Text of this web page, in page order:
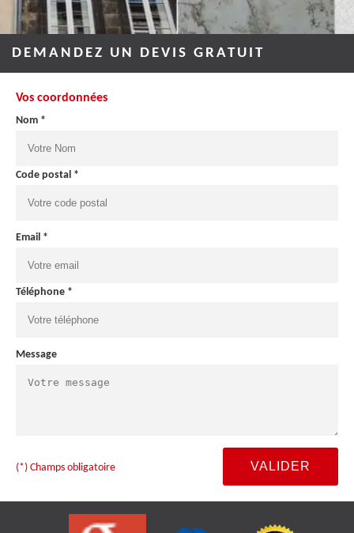
DEMANDEZ UN DEVIS GRATUIT
Vos coordonnées
Nom *
Code postal *
Email *
Téléphone *
Message
(*) Champs obligatoire